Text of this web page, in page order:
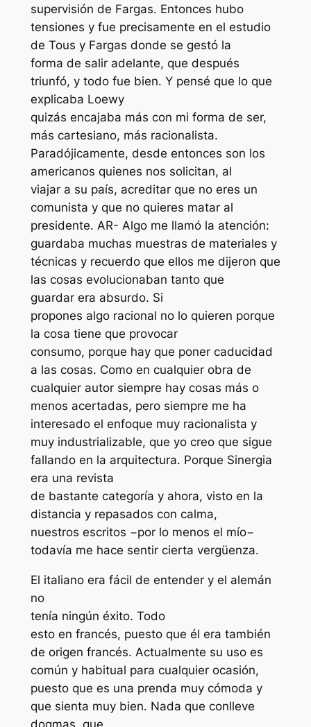
supervisión de Fargas. Entonces hubo
tensiones y fue precisamente en el estudio
de Tous y Fargas donde se gestó la
forma de salir adelante, que después
triunfó, y todo fue bien. Y pensé que lo que
explicaba Loewy
quizás encajaba más con mi forma de ser,
más cartesiano, más racionalista.
Paradójicamente, desde entonces son los
americanos quienes nos solicitan, al
viajar a su país, acreditar que no eres un
comunista y que no quieres matar al
presidente. AR- Algo me llamó la atención:
guardaba muchas muestras de materiales y
técnicas y recuerdo que ellos me dijeron que
las cosas evolucionaban tanto que
guardar era absurdo. Si
propones algo racional no lo quieren porque
la cosa tiene que provocar
consumo, porque hay que poner caducidad
a las cosas. Como en cualquier obra de
cualquier autor siempre hay cosas más o
menos acertadas, pero siempre me ha
interesado el enfoque muy racionalista y
muy industrializable, que yo creo que sigue
fallando en la arquitectura. Porque Sinergia
era una revista
de bastante categoría y ahora, visto en la
distancia y repasados con calma,
nuestros escritos −por lo menos el mío−
todavía me hace sentir cierta vergüenza.
El italiano era fácil de entender y el alemán
no
tenía ningún éxito. Todo
esto en francés, puesto que él era también
de origen francés. Actualmente su uso es
común y habitual para cualquier ocasión,
puesto que es una prenda muy cómoda y
que sienta muy bien. Nada que conlleve
dogmas, que